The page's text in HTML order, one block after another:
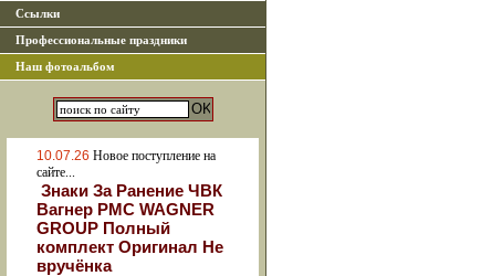
Ссылки
Профессиональные праздники
Наш фотоальбом
10.07.26 Новое поступление на
сайте...
Знаки За Ранение ЧВК
Вагнер РМС WAGNER
GROUP Полный
комплект Оригинал Не
вручёнка